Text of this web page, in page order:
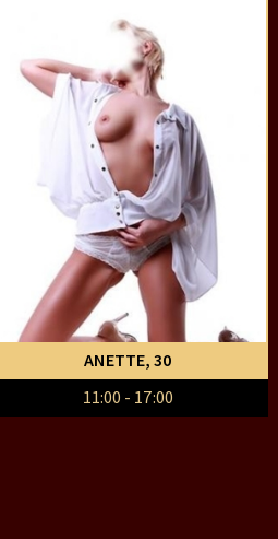
ANETTE, 30
11:00 - 17:00